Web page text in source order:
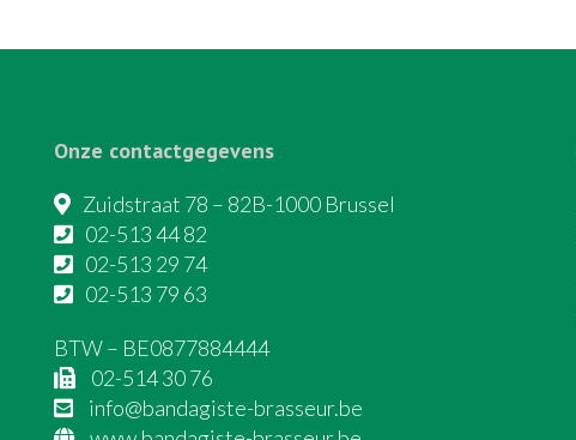
Onze contactgegevens
Zuidstraat 78 – 82B-1000 Brussel
02-513 44 82
02-513 29 74
02-513 79 63
BTW – BE0877884444
02-514 30 76
info@bandagiste-brasseur.be